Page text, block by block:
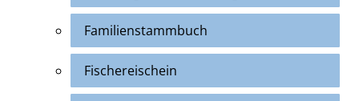
Familienstammbuch
Fischereischein